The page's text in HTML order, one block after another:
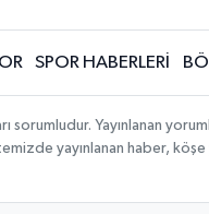
SPOR HABERLERİ
sorumludur. Yayınlanan
yayınlanan haber,